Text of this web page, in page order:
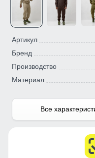
Артикул
Бренд
Производство
Материал
Все